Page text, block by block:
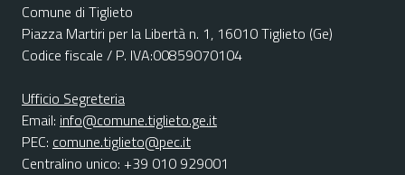
Comune di Tiglieto
Piazza Martiri per la Libertà n. 1, 16010 Tiglieto (Ge)
Codice fiscale / P. IVA:00859070104
Ufficio Segreteria
Email: info@comune.tiglieto.ge.it
PEC: comune.tiglieto@pec.it
Centralino unico: +39 010 929001